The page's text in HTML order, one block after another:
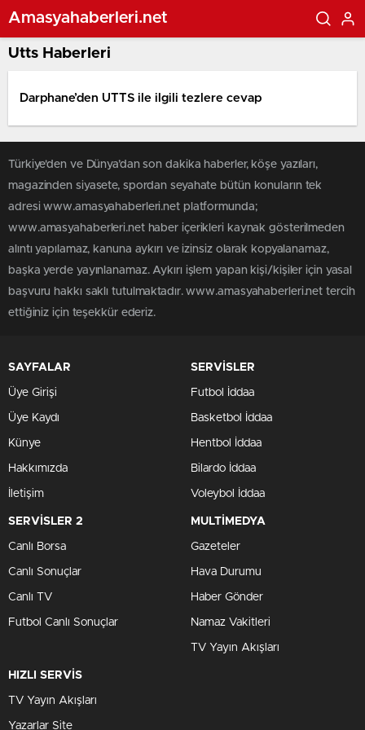
Amasyahaberleri.net
Utts Haberleri
Darphane’den UTTS ile ilgili tezlere cevap
Türkiye'den ve Dünya’dan son dakika haberler, köşe yazıları,
magazinden siyasete, spordan seyahate bütün konuların tek
adresi www.amasyahaberleri.net platformunda;
www.amasyahaberleri.net haber içerikleri kaynak gösterilmeden
alıntı yapılamaz, kanuna aykırı ve izinsiz olarak kopyalanamaz,
başka yerde yayınlanamaz. Aykırı işlem yapan kişi/kişiler için yasal
başvuru hakkı saklı tutulmaktadır. www.amasyahaberleri.net tercih
ettiğiniz için teşekkür ederiz.
SAYFALAR
Üye Girişi
Üye Kaydı
Künye
Hakkımızda
İletişim
SERVİSLER
Futbol İddaa
Basketbol İddaa
Hentbol İddaa
Bilardo İddaa
Voleybol İddaa
SERVİSLER 2
Canlı Borsa
Canlı Sonuçlar
Canlı TV
Futbol Canlı Sonuçlar
MULTİMEDYA
Gazeteler
Hava Durumu
Haber Gönder
Namaz Vakitleri
TV Yayın Akışları
HIZLI SERVİS
TV Yayın Akışları
Yazarlar Site